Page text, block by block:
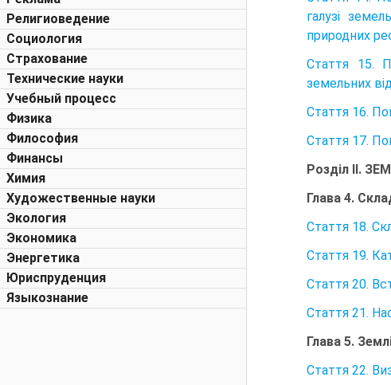
Религиоведение
Социология
Страхование
Технические науки
Учебный процесс
Физика
Философия
Финансы
Химия
Художественные науки
Экология
Экономика
Энергетика
Юриспруденция
Языкознание
галузі
природних
Стаття 15.
земельних
Стаття 16.
Стаття 17.
Розділ ІІ.
Глава 4.
Стаття 18.
Стаття 19.
Стаття 20.
Стаття 21.
Глава 5.
Стаття 22.